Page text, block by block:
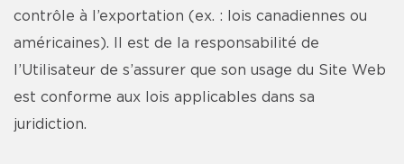
contrôle à l’exportation (ex. : lois canadiennes ou
américaines). Il est de la responsabilité de
l’Utilisateur de s’assurer que son usage du Site Web
est conforme aux lois applicables dans sa
juridiction.